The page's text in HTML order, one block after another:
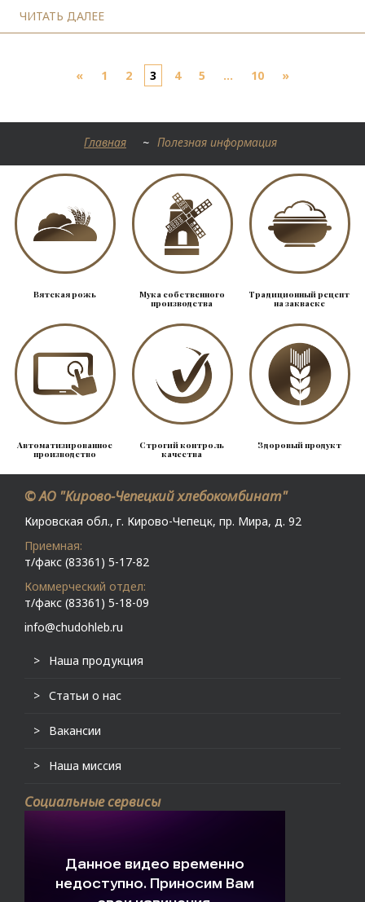
ЧИТАТЬ ДАЛЕЕ
« 1 2 3 4 5 ... 10 »
Главная ~ Полезная информация
Вятская рожь Мука собственного
производства
Традиционный рецепт
на закваске
Автоматизированное
производство
Строгий контроль
качества
Здоровый продукт
© АО "Кирово-Чепецкий хлебокомбинат"
Кировская обл., г. Кирово-Чепецк, пр. Мира, д. 92
Приемная:
т/факс (83361) 5-17-82
Коммерческий отдел:
т/факс (83361) 5-18-09
info@chudohleb.ru
Наша продукция
Статьи о нас
Вакансии
Наша миссия
Социальные сервисы